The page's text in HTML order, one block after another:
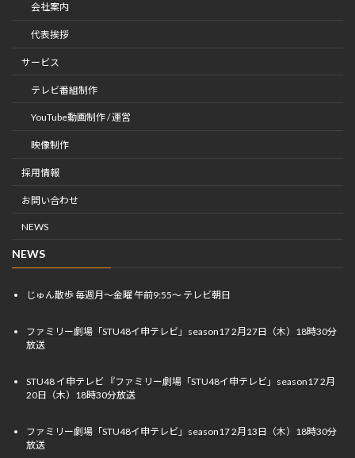
会社案内
代表挨拶
サービス
テレビ番組制作
YouTube動画制作 / 運営
映像制作
採用情報
お問い合わせ
NEWS
NEWS
じゅん散歩 毎週月〜金曜 午前9:55〜 テレビ朝日
ファミリー劇場「STU48イ申テレビ」season17 2月27日（木）18時30分
放送
STU48 イ申テレビ 『ファミリー劇場「STU48イ申テレビ」season17 2月
20日（木）18時30分放送
ファミリー劇場「STU48イ申テレビ」season17 2月13日（木）18時30分
放送